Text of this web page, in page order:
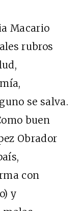
Macario
rubros
se salva.
buen
Obrador
con
y